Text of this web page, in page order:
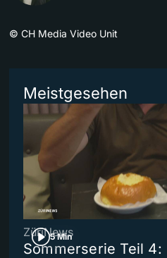
© CH Media Video Unit
Meistgesehen
5 Min
ZüriNews
Sommerserie Teil 4: